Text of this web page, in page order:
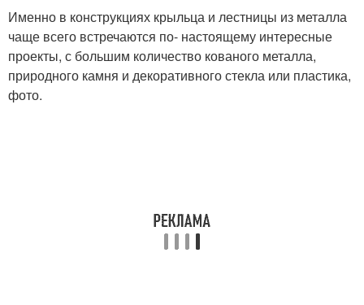
Именно в конструкциях крыльца и лестницы из металла
чаще всего встречаются по- настоящему интересные
проекты, с большим количество кованого металла,
природного камня и декоративного стекла или пластика,
фото.